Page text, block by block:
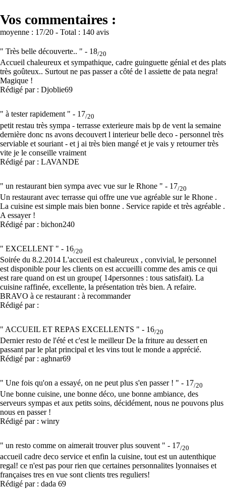
Vos commentaires :
moyenne : 17/20 - Total : 140 avis
" Très belle découverte.. " - 18/20
Accueil chaleureux et sympathique, cadre guinguette génial et des plats
très goûteux.. Surtout ne pas passer a côté de l assiette de pata negra!
Magique !
Rédigé par : Djoblie69
" à tester rapidement " - 17/20
petit restau très sympa - terrasse exterieure mais bp de vent la semaine
dernière donc ns avons decouvert l interieur belle deco - personnel très
serviable et souriant - et j ai très bien mangé et je vais y retourner très
vite je le conseille vraiment
Rédigé par : LAVANDE
" un restaurant bien sympa avec vue sur le Rhone " - 17/20
Un restaurant avec terrasse qui offre une vue agréable sur le Rhone .
La cuisine est simple mais bien bonne . Service rapide et très agréable .
A essayer !
Rédigé par : bichon240
" EXCELLENT " - 16/20
Soirée du 8.2.2014 L'accueil est chaleureux , convivial, le personnel
est disponible pour les clients on est accueilli comme des amis ce qui
est rare quand on est un groupe( 14personnes : tous satisfait). La
cuisine raffinée, excellente, la présentation très bien. A refaire.
BRAVO à ce restaurant : à recommander
Rédigé par :
" ACCUEIL ET REPAS EXCELLENTS " - 16/20
Dernier resto de l'été et c'est le meilleur De la friture au dessert en
passant par le plat principal et les vins tout le monde a apprécié.
Rédigé par : aghnar69
" Une fois qu'on a essayé, on ne peut plus s'en passer ! " - 17/20
Une bonne cuisine, une bonne déco, une bonne ambiance, des
serveurs sympas et aux petits soins, décidément, nous ne pouvons plus
nous en passer !
Rédigé par : winry
" un resto comme on aimerait trouver plus souvent " - 17/20
accueil cadre deco service et enfin la cuisine, tout est un autenthique
regal! ce n'est pas pour rien que certaines personnalites lyonnaises et
françaises tres en vue sont clients tres reguliers!
Rédigé par : dada 69